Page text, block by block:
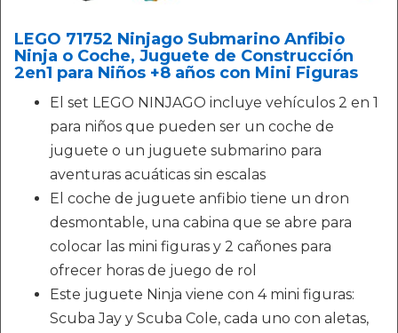
LEGO 71752 Ninjago Submarino Anfibio
Ninja o Coche, Juguete de Construcción
2en1 para Niños +8 años con Mini Figuras
El set LEGO NINJAGO incluye vehículos 2 en 1
para niños que pueden ser un coche de
juguete o un juguete submarino para
aventuras acuáticas sin escalas
El coche de juguete anfibio tiene un dron
desmontable, una cabina que se abre para
colocar las mini figuras y 2 cañones para
ofrecer horas de juego de rol
Este juguete Ninja viene con 4 mini figuras:
Scuba Jay y Scuba Cole, cada uno con aletas,